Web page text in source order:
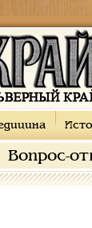
Вопрос-